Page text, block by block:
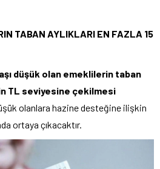
TABAN AYLIKLARI EN FAZLA 15
düşük olan emeklilerin taban
TL seviyesine çekilmesi
olanlara hazine desteğine ilişkin
ortaya çıkacaktır.